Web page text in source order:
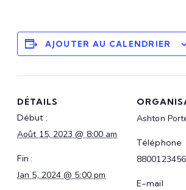
AJOUTER AU CALENDRIER
DÉTAILS
Début :
Août 15, 2023 @ 8:00 am
Fin :
Jan 5, 2024 @ 5:00 pm
Ashton
Téléphone
E-mail